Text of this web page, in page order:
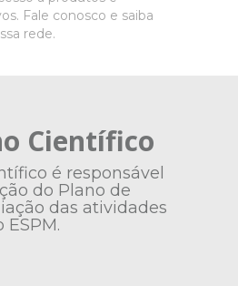
Fale conosco e saiba
rede.
Científico
é responsável
do Plano de
das atividades
ESPM.